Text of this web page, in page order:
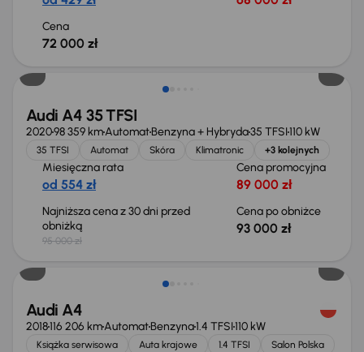
Cena
72 000 zł
Audi A4 35 TFSI
202098 359 kmAutomatBenzyna + Hybryda35 TFSI110 kW
35 TFSI Automat Skóra Klimatronic +3 kolejnych
Miesięczna rata
od 554 zł
Cena promocyjna
89 000 zł
Najniższa cena z 30 dni przed
obniżką
95 000 zł
Cena po obniżce
93 000 zł
Taniej o 2 000 zł
Audi A4
2018116 206 kmAutomatBenzyna1.4 TFSI110 kW
Książka serwisowa Auta krajowe 1.4 TFSI
Salon Polska